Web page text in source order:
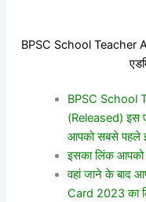
BPSC School Teacher
BPSC School
(Released) इस
आपको सबसे पहले
इसका लिंक आपको
वहां जाने के बाद
Card 2023 का